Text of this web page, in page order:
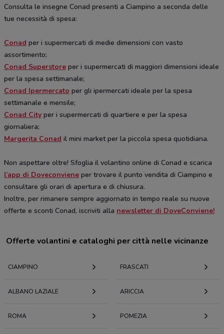
Consulta le insegne Conad presenti a Ciampino a seconda delle
tue necessità di spesa:
Conad per i supermercati di medie dimensioni con vasto
assortimento;
Conad Superstore per i supermercati di maggiori dimensioni ideale
per la spesa settimanale;
Conad Ipermercato per gli ipermercati ideale per la spesa
settimanale e mensile;
Conad City per i supermercati di quartiere e per la spesa
giornaliera;
Margerita Conad il mini market per la piccola spesa quotidiana.
Non aspettare oltre! Sfoglia il volantino online di Conad e scarica
l’app di Doveconviene per trovare il punto vendita di Ciampino e
consultare gli orari di apertura e di chiusura.
Inoltre, per rimanere sempre aggiornato in tempo reale su nuove
offerte e sconti Conad, iscriviti alla newsletter di DoveConviene!
Offerte volantini e cataloghi per città nelle vicinanze
CIAMPINO FRASCATI
ALBANO LAZIALE ARICCIA
ROMA POMEZIA